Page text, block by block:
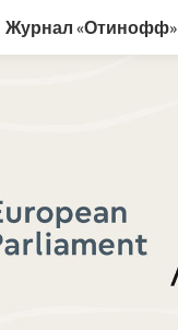
Журнал «Отинофф»